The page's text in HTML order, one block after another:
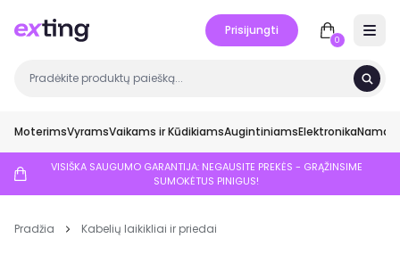
Prisijungti
0
MoterimsVyramsVaikams ir KūdikiamsAugintiniamsElektronikaNamai
VISIŠKA SAUGUMO GARANTIJA: NEGAUSITE PREKĖS - GRĄŽINSIME
SUMOKĖTUS PINIGUS!
Pradžia Kabelių laikikliai ir priedai